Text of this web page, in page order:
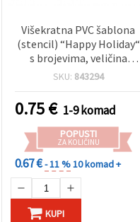
Višekratna PVC šablona
(stencil) “Happy Holiday“
s brojevima, veličina
otiska: 13 x 3,5 cm
SKU: 843294
0.75€ 1-9 komad
POPUSTI
ZA KOLIČINU
0.67 €- 11 %10 komad +
KUPI